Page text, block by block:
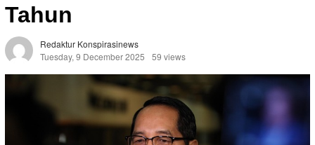
Tahun
Redaktur Konspirasinews
Tuesday, 9 December 2025
59 views